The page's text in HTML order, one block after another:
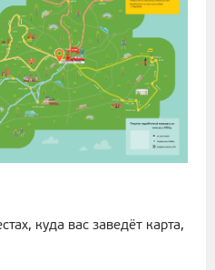
куда вас заведёт карта,